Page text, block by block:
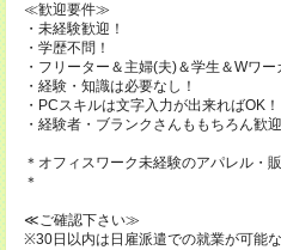
≪歓迎要件≫
・未経験歓迎！
・学歴不問！
・フリーター＆主婦(夫)＆学生＆Wワー
・経験・知識は必要なし！
・PCスキルは文字入力が出来ればOK
・経験者・ブランクさんももちろん歓迎
＊オフィスワーク未経験のアパレル・
＊
≪ご確認下さい≫
※30日以内は日雇派遣での就業が可能